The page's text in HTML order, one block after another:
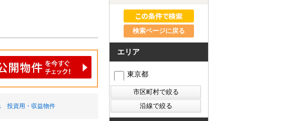
お客様の声
会社概要
投資用・収益物件
検索ページに戻る
エリア
東京都